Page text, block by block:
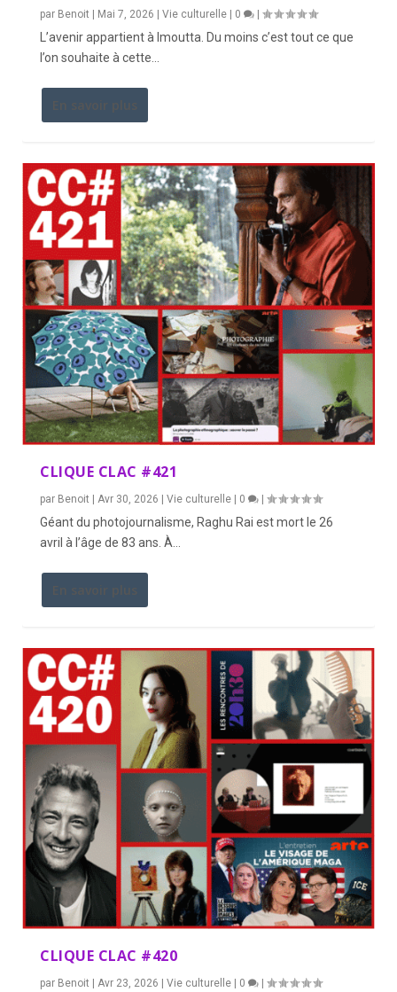
par Benoit | Mai 7, 2026 |Vie culturelle | 0 |
L’avenir appartient à Imoutta. Du moins c’est tout ce que
l’on souhaite à cette...
En savoir plus
CLIQUE CLAC #421
par Benoit | Avr 30, 2026 |Vie culturelle | 0 |
Géant du photojournalisme, Raghu Rai est mort le 26
avril à l’âge de 83 ans. À...
En savoir plus
CLIQUE CLAC #420
par Benoit |Avr 23, 2026 |Vie culturelle 0 |